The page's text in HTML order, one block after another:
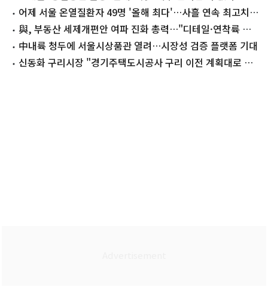
어제 서울 온열질환자 49명 '올해 최다'…사흘 연속 최고치
경신與, 부동산 세제개편안 여파 진화 총력…"디테일·연착륙 필
요"(종합)
中내륙 청두에 서울시상품관 열려…시장성 검증 플랫폼 기대
신동화 구리시장 "경기주택도시공사 구리 이전 계획대로 순